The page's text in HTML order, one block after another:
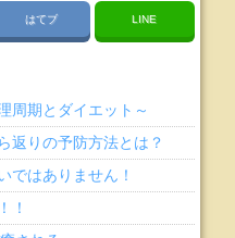
はてブ LINE
周期とダイエット～
返りの予防方法とは？
ではありません！
！